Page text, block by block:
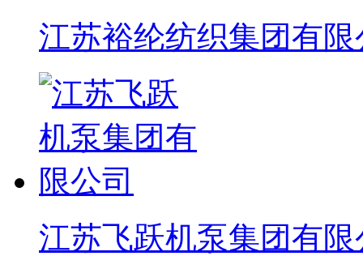
江苏裕纶纺织集团有限
江苏飞跃机泵集团有限